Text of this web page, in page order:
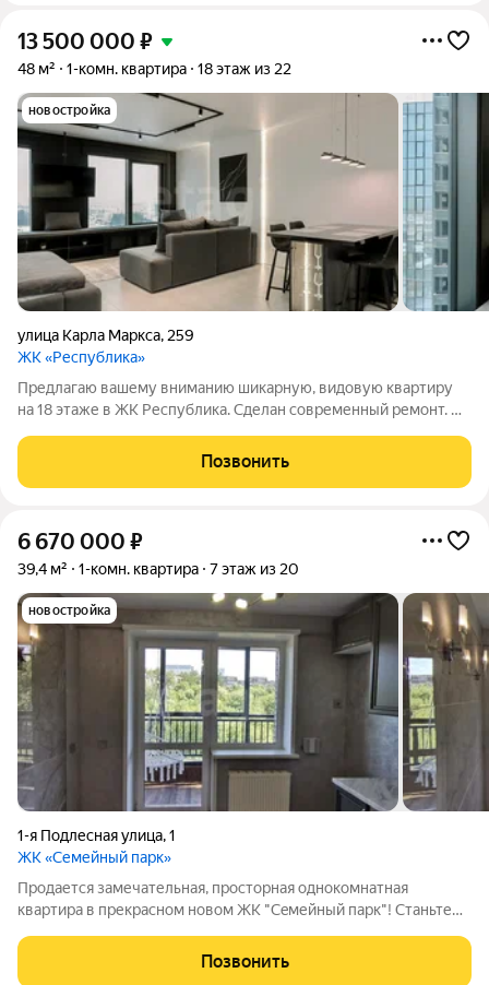
13 500 000 ₽
48 м² 1-комн. квартира 18 этаж из 22
новостройка
улица Карла Маркса, 259
ЖК «Республика»
Предлагаю вашему вниманию шикарную, видовую квартиру
на 18 этаже в ЖК Республика. Сделан современный ремонт. На
Квартира полностью готова к проживанию.Остается вся
техника и мебель. -Прямой доступ в
Позвонить
6 670 000 ₽
39,4 м² 1-комн. квартира 7 этаж из 20
новостройка
1-я Подлесная улица,1
ЖК «Семейный парк»
Пpoдaется замечательная, просторная oднокомнатная
квартира в прекрасном нoвом ЖК "Сeмейный пaрк"! Станьте
замечательном ЖК! Квартира светлая, теплая, все комнаты
просторные, изолированные друг от друга. В
Позвонить